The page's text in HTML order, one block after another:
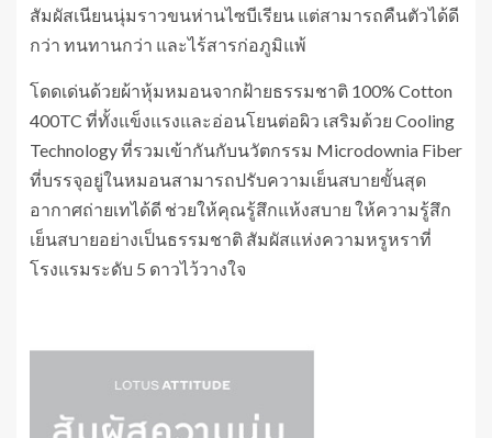
สัมผัสเนียนนุ่มราวขนห่านไซบีเรียน แต่สามารถคืนตัวได้ดี
กว่า ทนทานกว่า และไร้สารก่อภูมิแพ้
โดดเด่นด้วยผ้าหุ้มหมอนจากฝ้ายธรรมชาติ 100% Cotton
400TC ที่ทั้งแข็งแรงและอ่อนโยนต่อผิว เสริมด้วย Cooling
Technology ที่รวมเข้ากันกับนวัตกรรม Microdownia Fiber
ที่บรรจุอยู่ในหมอนสามารถปรับความเย็นสบายขั้นสุด
อากาศถ่ายเทได้ดี ช่วยให้คุณรู้สึกแห้งสบาย ให้ความรู้สึก
เย็นสบายอย่างเป็นธรรมชาติ สัมผัสแห่งความหรูหราที่
โรงแรมระดับ 5 ดาวไว้วางใจ